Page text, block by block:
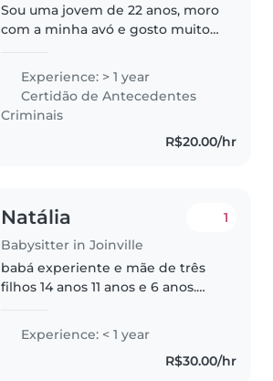
Sou uma jovem de 22 anos, moro
com a minha avó e gosto muito
cuidando de crianças pequenas
e em idade escolar. Sou
paciente,..
Experience: > 1 year
Certidão de Antecedentes
Criminais
R$20.00/hr
Natália
Babysitter in Joinville
1
babá experiente e mãe de três
filhos 14 anos 11 anos e 6 anos.
e carinhosa. Sempre que posso,
organizo o ambiente da criança
e mantenho utensílios dos..
Experience: < 1 year
R$30.00/hr